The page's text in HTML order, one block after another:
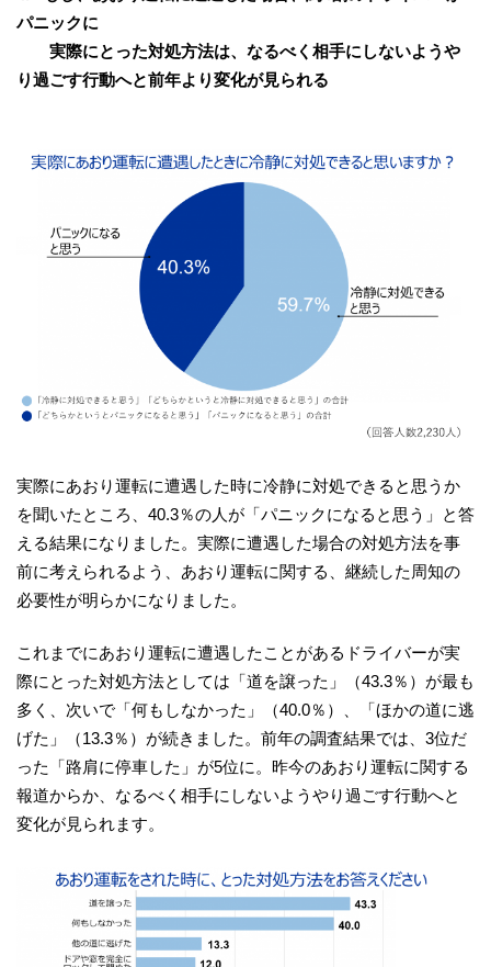
パニックに
実際にとった対処方法は、なるべく相手にしないようや
り過ごす行動へと前年より変化が見られる
実際にあおり運転に遭遇した時に冷静に対処できると思うか
を聞いたところ、40.3％の人が「パニックになると思う」と答
える結果になりました。実際に遭遇した場合の対処方法を事
前に考えられるよう、あおり運転に関する、継続した周知の
必要性が明らかになりました。
これまでにあおり運転に遭遇したことがあるドライバーが実
際にとった対処方法としては「道を譲った」（43.3％）が最も
多く、次いで「何もしなかった」（40.0％）、「ほかの道に逃
げた」（13.3％）が続きました。前年の調査結果では、3位だ
った「路肩に停車した」が5位に。昨今のあおり運転に関する
報道からか、なるべく相手にしないようやり過ごす行動へと
変化が見られます。